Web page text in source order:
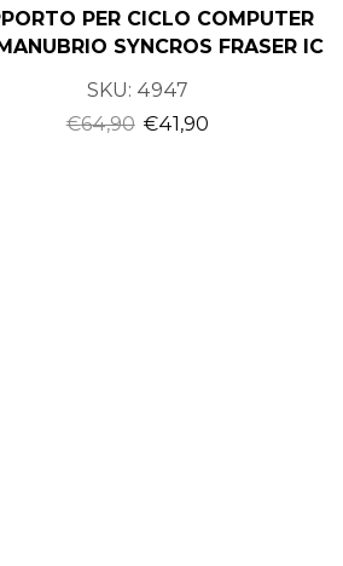
PER CICLO COMPUTER
SYNCROS FRASER IC
SKU: 4947
€64,90 €41,90